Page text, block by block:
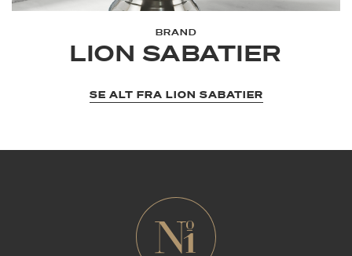
BRAND
LION SABATIER
SE ALT FRA LION SABATIER